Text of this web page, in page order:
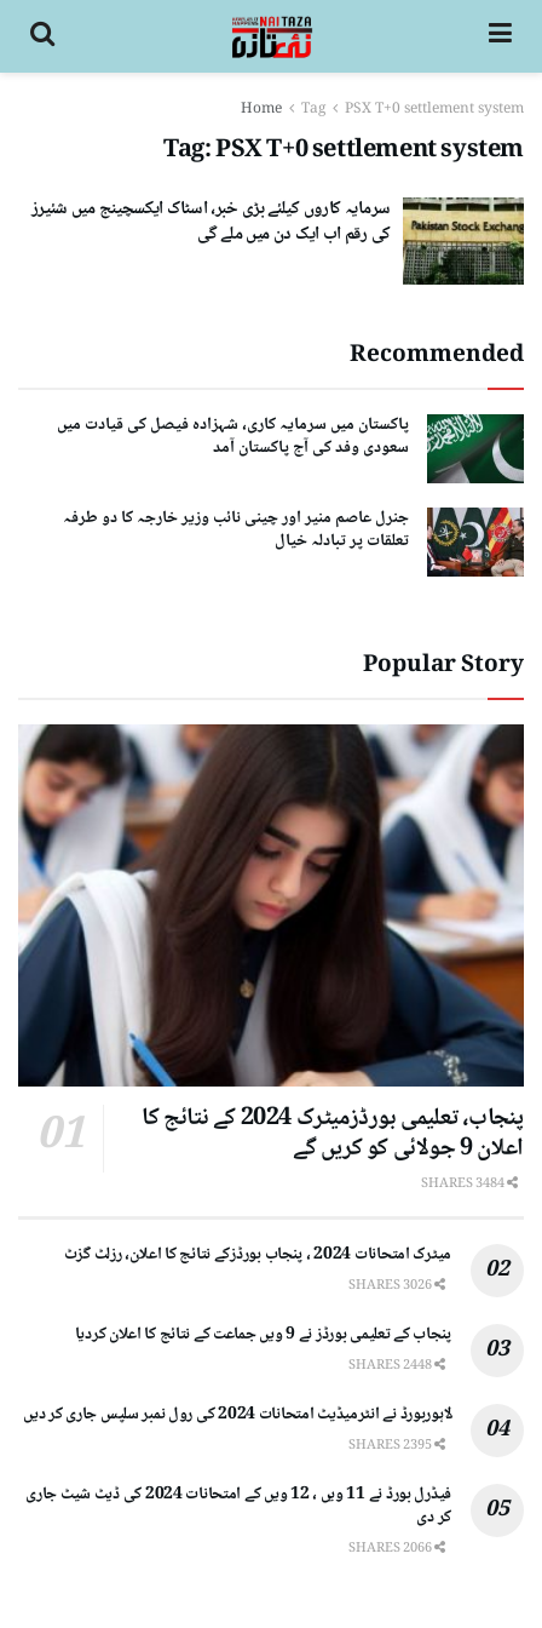
Home Tag PSX T+0 settlement system
Tag:PSX T+0 settlement system
سرمایہ کاروں کیلئے بڑی خبر، اسٹاک ایکسچینج میں شئیرز
کی رقم اب ایک دن میں ملے گی
Recommended
پاکستان میں سرمایہ کاری، شہزادہ فیصل کی قیادت میں
سعودی وفد کی آج پاکستان آمد
جنرل عاصم منیر اور چینی نائب وزیر خارجہ کا دو طرفہ
تعلقات پر تبادلہ خیال
Popular Story
پنجاب، تعلیمی بورڈزمیٹرک 2024 کے نتائج کا
اعلان 9 جولائی کو کریں گے
میٹرک امتحانات 2024 ، پنجاب بورڈزکے نتائج کا اعلان، رزلٹ گزٹ
پنجاب کے تعلیمی بورڈز نے 9 ویں جماعت کے نتائج کا اعلان کردیا
لاہوربورڈ نے انٹرمیڈیٹ امتحانات 2024 کی رول نمبر سلپس جاری کر دیں
فیڈرل بورڈ نے 11 ویں ، 12 ویں کے امتحانات 2024 کی ڈیٹ شیٹ جاری
کر دی